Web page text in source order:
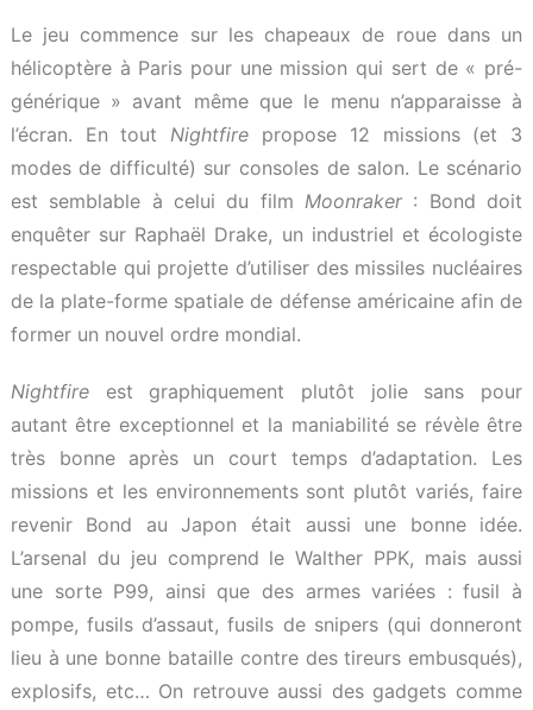
Le jeu commence sur les chapeaux de roue dans un
hélicoptère à Paris pour une mission qui sert de « pré-
générique » avant même que le menu n’apparaisse à
l’écran. En tout Nightfire propose 12 missions (et 3
modes de difficulté) sur consoles de salon. Le scénario
est semblable à celui du film Moonraker: Bond doit
enquêter sur Raphaël Drake, un industriel et écologiste
respectable qui projette d’utiliser des missiles nucléaires
de la plate-forme spatiale de défense américaine afin de
former un nouvel ordre mondial.
Nightfireest graphiquement plutôt jolie sans pour
autant être exceptionnel et la maniabilité se révèle être
très bonne après un court temps d’adaptation. Les
missions et les environnements sont plutôt variés, faire
revenir Bond au Japon était aussi une bonne idée.
L’arsenal du jeu comprend le Walther PPK, mais aussi
une sorte P99, ainsi que des armes variées : fusil à
pompe, fusils d’assaut, fusils de snipers (qui donneront
lieu à une bonne bataille contre des tireurs embusqués),
explosifs, etc… On retrouve aussi des gadgets comme